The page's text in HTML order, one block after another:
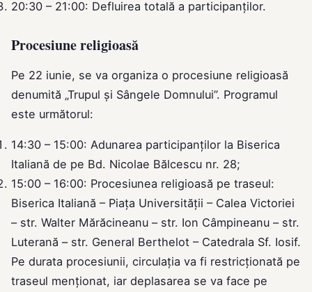
20:30 – 21:00: Defluirea totală a participanților.
Procesiune religioasă
Pe 22 iunie, se va organiza o procesiune religioasă
denumită „Trupul și Sângele Domnului”. Programul
este următorul:
14:30 – 15:00: Adunarea participanților la Biserica
Italiană de pe Bd. Nicolae Bălcescu nr. 28;
15:00 – 16:00: Procesiunea religioasă pe traseul:
Biserica Italiană – Piața Universității – Calea Victoriei
– str. Walter Mărăcineanu – str. Ion Câmpineanu – str.
Luterană – str. General Berthelot – Catedrala Sf. Iosif.
Pe durata procesiunii, circulația va fi restricționată pe
traseul menționat, iar deplasarea se va face pe